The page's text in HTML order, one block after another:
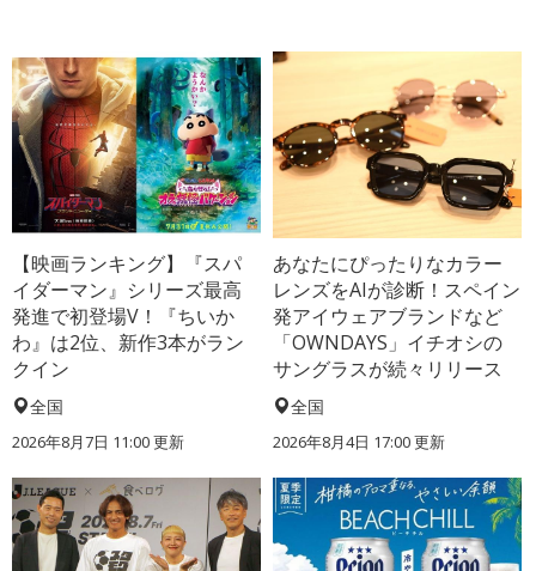
【映画ランキング】『スパ
イダーマン』シリーズ最高
発進で初登場V！『ちいか
わ』は2位、新作3本がラン
クイン
全国
2026年8月7日 11:00更新
あなたにぴったりなカラー
レンズをAIが診断！スペイン
発アイウェアブランドなど
「OWNDAYS」イチオシの
サングラスが続々リリース
全国
2026年8月4日 17:00更新